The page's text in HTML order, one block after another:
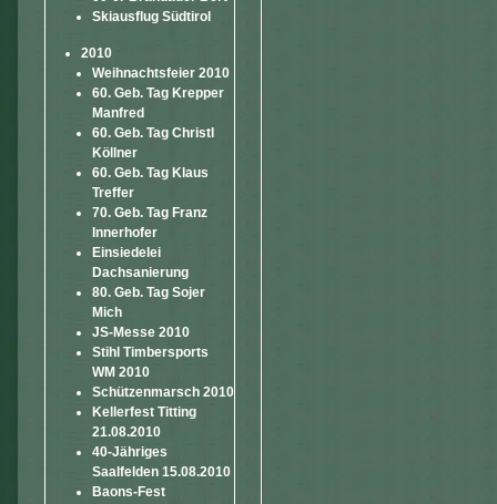
Skiausflug Südtirol
2010
Weihnachtsfeier 2010
60. Geb. Tag Krepper
Manfred
60. Geb. Tag Christl
Köllner
60. Geb. Tag Klaus
Treffer
70. Geb. Tag Franz
Innerhofer
Einsiedelei
Dachsanierung
80. Geb. Tag Sojer
Mich
JS-Messe 2010
Stihl Timbersports
WM 2010
Schützenmarsch 2010
Kellerfest Titting
21.08.2010
40-Jähriges
Saalfelden 15.08.2010
Baons-Fest